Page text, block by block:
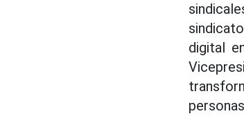
digital